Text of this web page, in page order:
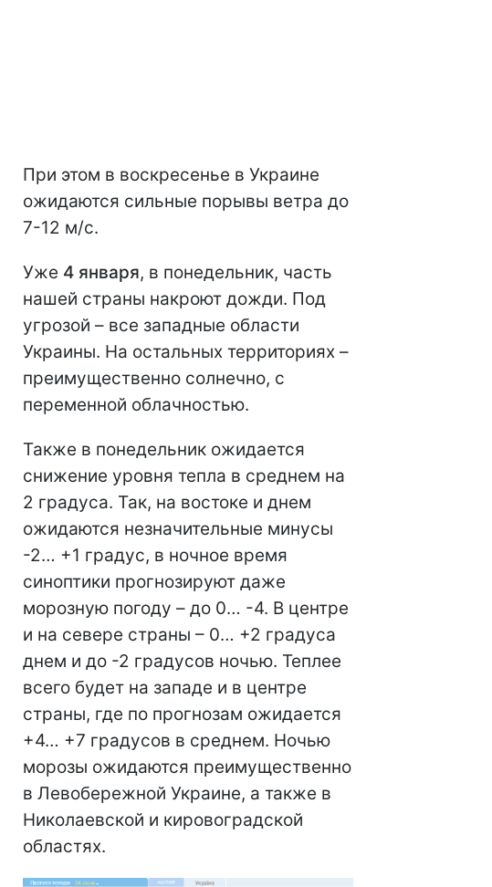
При этом в воскресенье в Украине
ожидаются сильные порывы ветра до
7-12 м/c.
Уже 4 января, в понедельник, часть
нашей страны накроют дожди. Под
угрозой – все западные области
Украины. На остальных территориях –
преимущественно солнечно, с
переменной облачностью.
Также в понедельник ожидается
снижение уровня тепла в среднем на
2 градуса. Так, на востоке и днем
ожидаются незначительные минусы
-2… +1 градус, в ночное время
синоптики прогнозируют даже
морозную погоду – до 0… -4. В центре
и на севере страны – 0… +2 градуса
днем и до -2 градусов ночью. Теплее
всего будет на западе и в центре
страны, где по прогнозам ожидается
+4… +7 градусов в среднем. Ночью
морозы ожидаются преимущественно
в Левобережной Украине, а также в
Николаевской и кировоградской
областях.